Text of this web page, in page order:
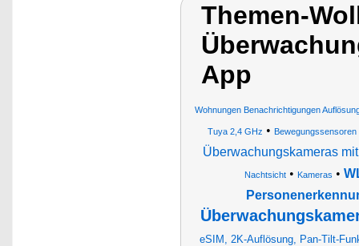
Themen-
App
Wohnungen Benachrichtigungen
Tuya 2,4 GHz • Bewegungssensoren
Überwachungskameras
Nachtsicht• Kameras •
eSIM, 2K-Auflösung, Pan-Tilt-